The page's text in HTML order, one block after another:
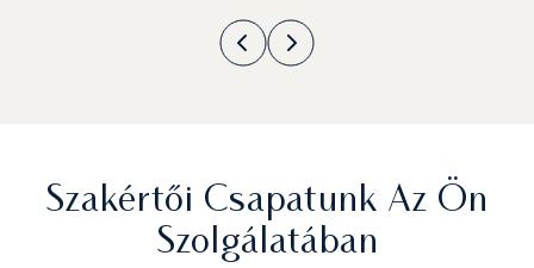
Szakértői Csapatunk Az Ön
Szolgálatában